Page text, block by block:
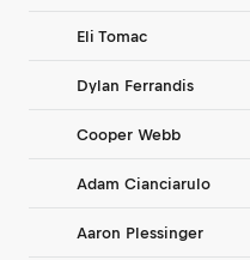
Eli Tomac
Dylan Ferrandis
Cooper Webb
Adam Cianciarulo
Aaron Plessinger